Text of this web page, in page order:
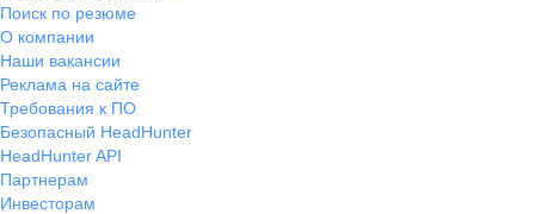
Поиск по резюме
О компании
Наши вакансии
Реклама на сайте
Требования к ПО
Безопасный HeadHunter
HeadHunter API
Партнерам
Инвесторам